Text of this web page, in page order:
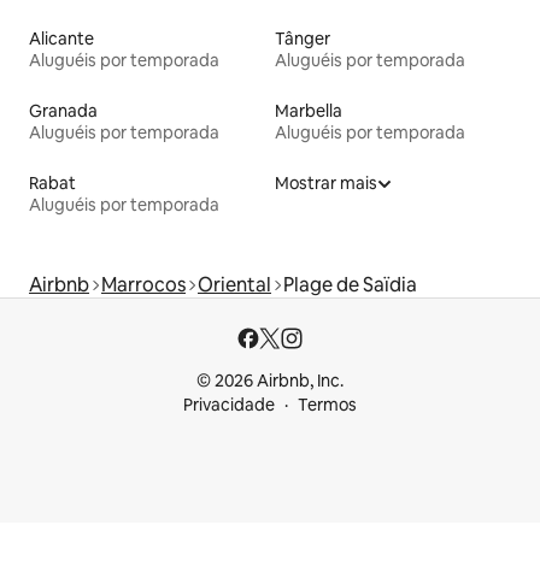
Alicante
Aluguéis por temporada
Tânger
Aluguéis por temporada
Granada
Aluguéis por temporada
Marbella
Aluguéis por temporada
Rabat
Aluguéis por temporada
Mostrar mais
Airbnb Marrocos Oriental Plage de Saïdia
© 2026 Airbnb, Inc.
Privacidade
Termos